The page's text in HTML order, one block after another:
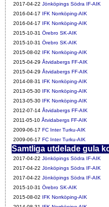
2017-04-22 Jönköpings Södra IF-AIK
2016-04-17 IFK Norrköping-AIK
2016-04-17 IFK Norrköping-AIK
2015-10-31 Örebro SK-AIK
2015-10-31 Örebro SK-AIK
2015-08-02 IFK Norrköping-AIK
2015-04-29 Åtvidabergs FF-AIK
2015-04-29 Åtvidabergs FF-AIK
2014-08-31 IFK Norrköping-AIK
2013-05-30 IFK Norrköping-AIK
2013-05-30 IFK Norrköping-AIK
2012-07-14 Åtvidabergs FF-AIK
2011-05-10 Åtvidabergs FF-AIK
2009-06-17 FC Inter Turku-AIK
2009-06-17 FC Inter Turku-AIK
Samtliga utdelade gula
2017-04-22 Jönköpings Södra IF-AIK
2017-04-22 Jönköpings Södra IF-AIK
2017-04-22 Jönköpings Södra IF-AIK
2015-10-31 Örebro SK-AIK
2015-08-02 IFK Norrköping-AIK